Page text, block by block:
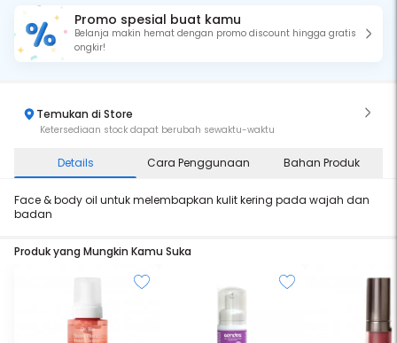
Promo spesial buat kamu
Belanja makin hemat dengan promo discount hingga gratis
ongkir!
Temukan di Store
Ketersediaan stock dapat berubah sewaktu-waktu
Details Cara Penggunaan Bahan Produk
Face & body oil untuk melembapkan kulit kering pada wajah dan
badan
Produk yang Mungkin Kamu Suka